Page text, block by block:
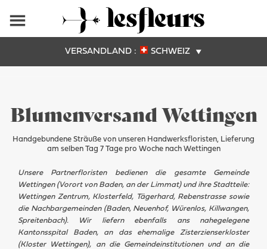
VERSANDLAND : SCHWEIZ
Blumenversand Wettingen
Handgebundene Sträuße von unseren Handwerksfloristen, Lieferung
am selben Tag 7 Tage pro Woche nach Wettingen
Unsere Partnerfloristen bedienen die gesamte Gemeinde
Wettingen (Vorort von Baden, an der Limmat) und ihre Stadtteile:
Wettingen Zentrum, Klosterfeld, Tägerhard, Rebenstrasse sowie
die Nachbargemeinden (Baden, Neuenhof, Würenlos, Killwangen,
Spreitenbach). Wir liefern ebenfalls ans nahegelegene
Kantonsspital Baden, an das ehemalige Zisterzienserkloster
(Kloster Wettingen), an die Gemeindeinstitutionen und an die